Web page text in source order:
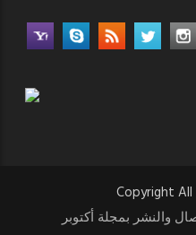
Copyright
والنشر بمجلة أكتوبر